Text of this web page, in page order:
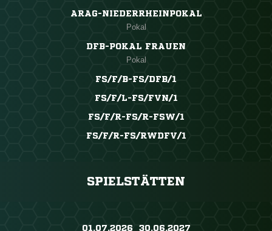
ARAG-NIEDERRHEINPOKAL
Pokal
DFB-POKAL FRAUEN
Pokal
FS/F/B-FS/DFB/1
FS/F/L-FS/FVN/1
FS/F/R-FS/R-FSW/1
FS/F/R-FS/RWDFV/1
SPIELSTÄTTEN
01.07.2026 ​ 30.06.2027